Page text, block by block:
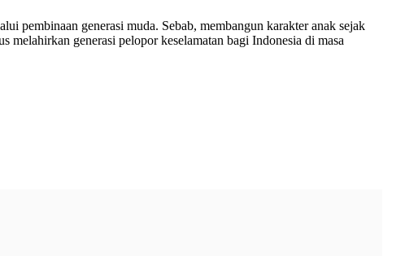
pembinaan generasi muda. Sebab, membangun karakter anak sejak
melahirkan generasi pelopor keselamatan bagi Indonesia di masa